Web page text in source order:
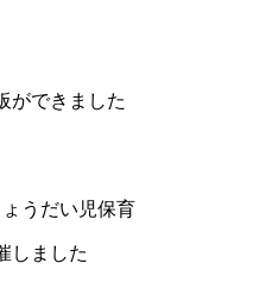
ができました
ょうだい児保育
しました